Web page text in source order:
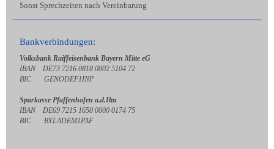
Sonst Sprechzeiten nach Vereinbarung
Bankverbindungen:
Volksbank Raiffeisenbank Bayern Mitte eG
IBAN DE73 7216 0818 0002 5104 72
BIC GENODEF1INP
Sparkasse Pfaffenhofen a.d.Ilm
IBAN DE69 7215 1650 0000 0174 75
BIC BYLADEM1PAF